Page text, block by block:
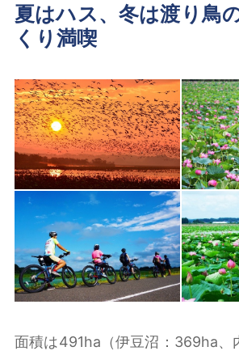
夏はハス、冬は渡り鳥
くり満喫
面積は491ha（伊豆沼：369ha、